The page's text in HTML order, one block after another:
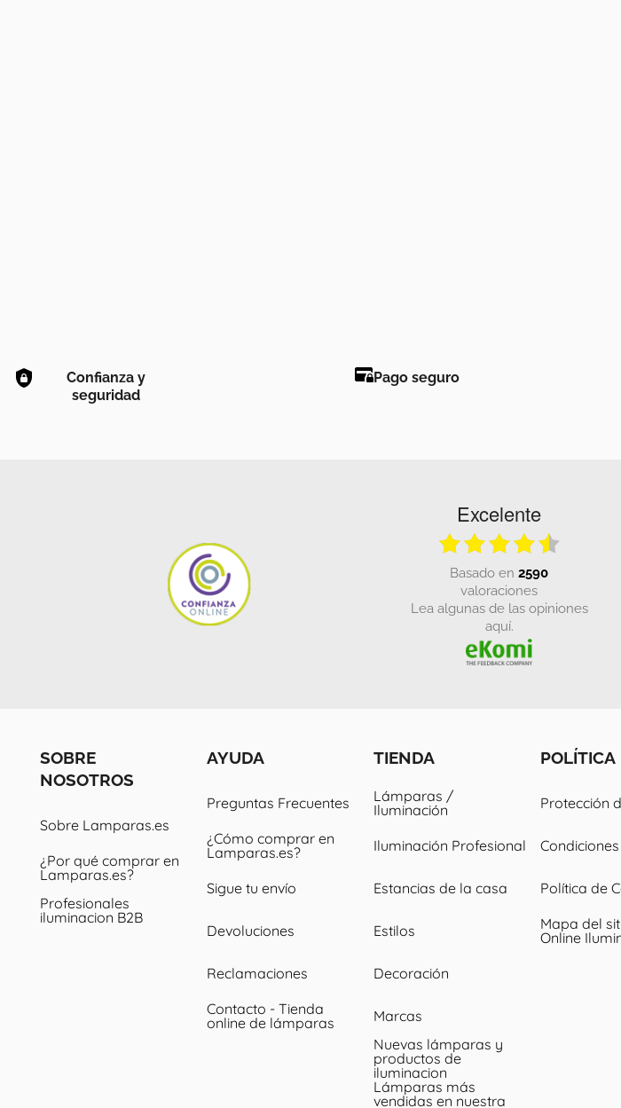
Confianza y
seguridad
Pago seguro
Excelente
basado en 2590
valoraciones
Lea algunas de las opiniones
aquí.
SOBRE
NOSOTROS
Sobre Lamparas.es
¿Por qué comprar en
Lamparas.es?
Profesionales
iluminacion B2B
AYUDA
Preguntas Frecuentes
¿Cómo comprar en
Lamparas.es?
Sigue tu envío
Devoluciones
Reclamaciones
Contacto - Tienda
online de lámparas
TIENDA
Lámparas /
Iluminación
Iluminación Profesional
Estancias de la casa
Estilos
Decoración
Marcas
Nuevas lámparas y
productos de
iluminacion
Lámparas más
vendidas en nuestra
POLÍTICA
Protección
Política de
Mapa del
Online